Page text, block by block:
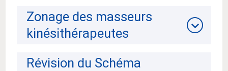
Zonage des masseurs
kinésithérapeutes
Révision du Schéma